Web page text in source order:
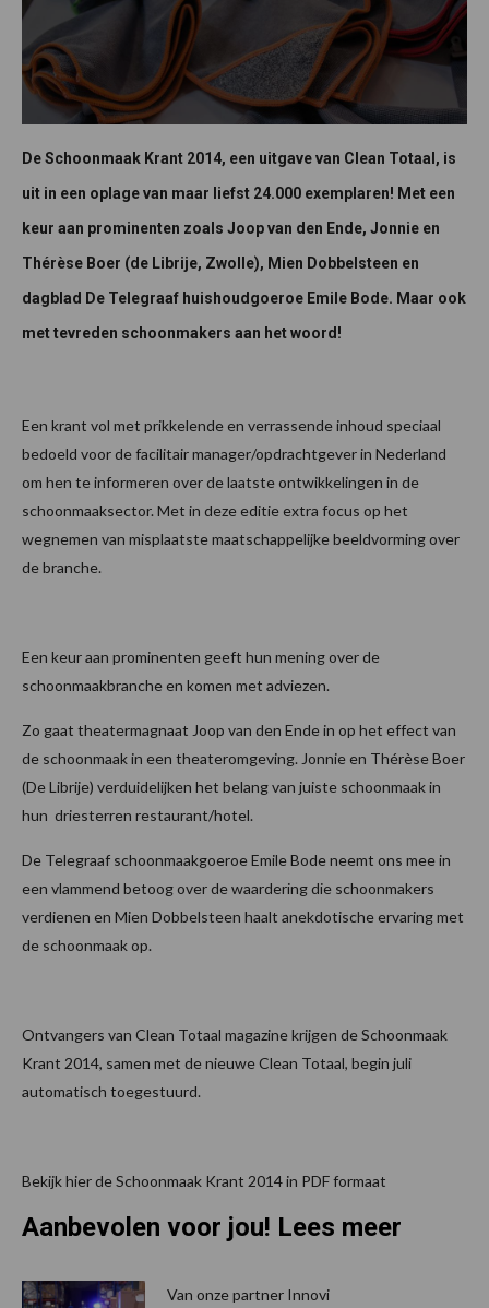
De Schoonmaak Krant 2014, een uitgave van Clean Totaal, is
uit in een oplage van maar liefst 24.000 exemplaren! Met een
keur aan prominenten zoals Joop van den Ende, Jonnie en
Thérèse Boer (de Librije, Zwolle), Mien Dobbelsteen en
dagblad De Telegraaf huishoudgoeroe Emile Bode. Maar ook
met tevreden schoonmakers aan het woord!
Een krant vol met prikkelende en verrassende inhoud speciaal
bedoeld voor de facilitair manager/opdrachtgever in Nederland
om hen te informeren over de laatste ontwikkelingen in de
schoonmaaksector. Met in deze editie extra focus op het
wegnemen van misplaatste maatschappelijke beeldvorming over
de branche.
Een keur aan prominenten geeft hun mening over de
schoonmaakbranche en komen met adviezen.
Zo gaat theatermagnaat Joop van den Ende in op het effect van
de schoonmaak in een theateromgeving. Jonnie en Thérèse Boer
(De Librije) verduidelijken het belang van juiste schoonmaak in
hun driesterren restaurant/hotel.
De Telegraaf schoonmaakgoeroe Emile Bode neemt ons mee in
een vlammend betoog over de waardering die schoonmakers
verdienen en Mien Dobbelsteen haalt anekdotische ervaring met
de schoonmaak op.
Ontvangers van Clean Totaal magazine krijgen de Schoonmaak
Krant 2014, samen met de nieuwe Clean Totaal, begin juli
automatisch toegestuurd.
Bekijk hier de Schoonmaak Krant 2014 in PDF formaat
Aanbevolen voor jou! Lees meer
Van onze partner Innovi